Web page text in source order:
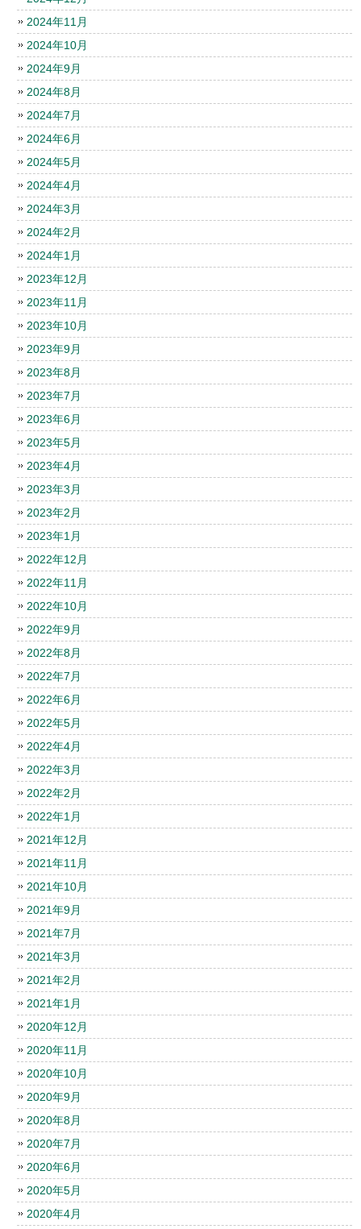
2024年11月
2024年10月
2024年9月
2024年8月
2024年7月
2024年6月
2024年5月
2024年4月
2024年3月
2024年2月
2024年1月
2023年12月
2023年11月
2023年10月
2023年9月
2023年8月
2023年7月
2023年6月
2023年5月
2023年4月
2023年3月
2023年2月
2023年1月
2022年12月
2022年11月
2022年10月
2022年9月
2022年8月
2022年7月
2022年6月
2022年5月
2022年4月
2022年3月
2022年2月
2022年1月
2021年12月
2021年11月
2021年10月
2021年9月
2021年7月
2021年3月
2021年2月
2021年1月
2020年12月
2020年11月
2020年10月
2020年9月
2020年8月
2020年7月
2020年6月
2020年5月
2020年4月